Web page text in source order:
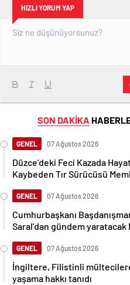
HIZLI YORUM YAP
SON DAKİKA
GENEL 07 Ağustos 2026
Düzce’deki Feci Kazada
Kaybeden Tır Sürücüsü
GENEL 07 Ağustos 2026
Cumhurbaşkanı
Saral’dan gündem yaratacak
GENEL 07 Ağustos 2026
İngiltere, Filistinli
yaşama hakkı tanıdı